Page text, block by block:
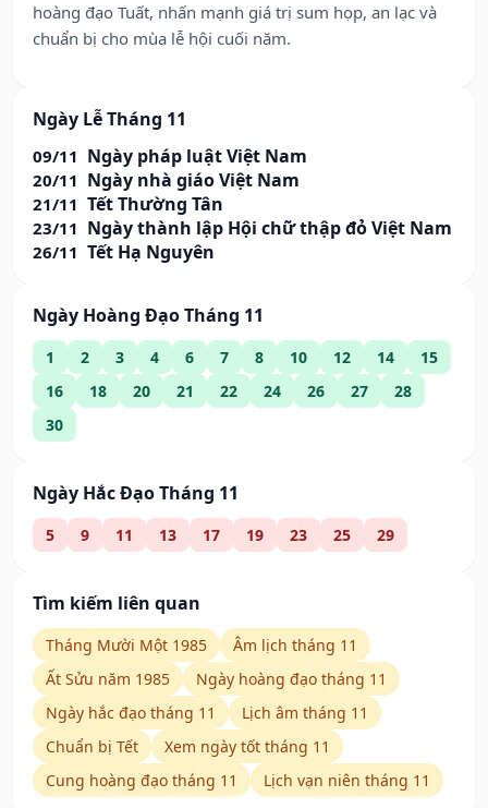
hoàng đạo Tuất, nhấn mạnh giá trị sum họp, an lạc và
chuẩn bị cho mùa lễ hội cuối năm.
Ngày Lễ Tháng 11
09/11 Ngày pháp luật Việt Nam
20/11 Ngày nhà giáo Việt Nam
21/11 Tết Thường Tân
23/11 Ngày thành lập Hội chữ thập đỏ Việt Nam
26/11 Tết Hạ Nguyên
Ngày Hoàng Đạo Tháng 11
1 2 3 4 6 7 8 10 12 14
15
16
18 20 21 22 24 26 27
28
30
Ngày Hắc Đạo Tháng 11
5 9 11 13 17 19 23 25 29
Tìm kiếm liên quan
Tháng Mười Một 1985
Âm lịch tháng 11
Ất Sửu năm 1985
Ngày hoàng đạo tháng 11
Ngày hắc đạo tháng 11
Lịch âm tháng 11
Chuẩn bị Tết
Xem ngày tốt tháng 11
Cung hoàng đạo tháng 11
Lịch vạn niên tháng 11